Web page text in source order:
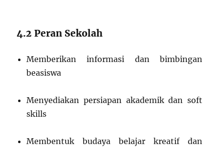
4.2 Peran Sekolah
Memberikan informasi dan bimbingan
beasiswa
Menyediakan persiapan akademik dan soft
skills
Membentuk budaya belajar kreatif dan